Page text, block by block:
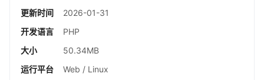
更新时间
2026-01-31
开发语言
PHP
大小
50.34MB
运行平台
Web / Linux